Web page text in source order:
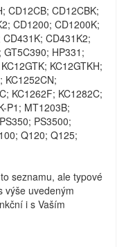
CD12CB; CD12CBK;
CD1200; CD1200K;
CD431K2;
HP331;
KC12GTKH;
KC1252CN;
KC1262F; KC1282C;
P1; MT1203B;
PS3500;
Q120; Q125;
seznamu, ale typové
výše uvedeným
i s Vaším